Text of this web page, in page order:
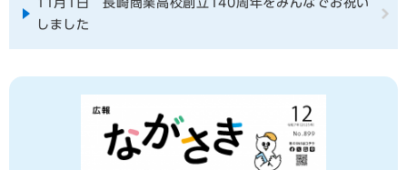
11月1日 長崎商業高校創立140周年をみんなでお祝い
しました